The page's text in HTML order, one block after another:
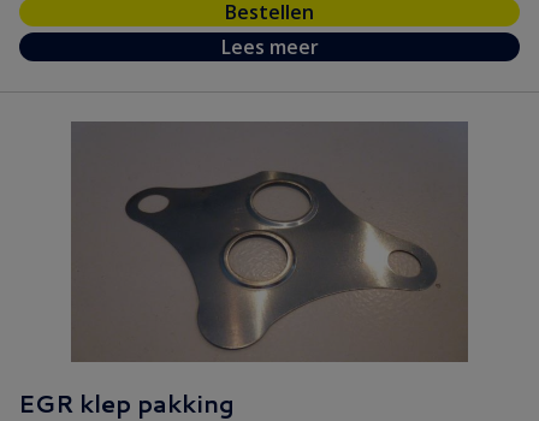
Bestellen
Lees meer
EGR klep pakking